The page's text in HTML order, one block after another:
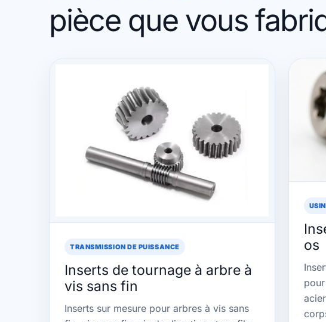
pièce que vous
TRANSMISSION DE PUISSANCE
Inserts de tournage à arbre à
vis sans fin
Inserts sur mesure pour arbres à vis sans
os